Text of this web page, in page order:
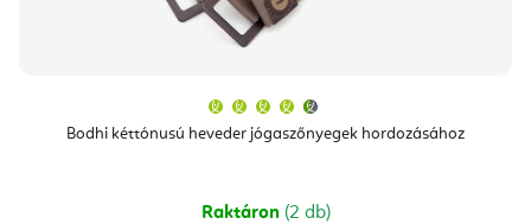
Bodhi kéttónusú heveder jógaszőnyegek hordozásához
átlagos
értékelése
csillag.
Raktáron (2 db)